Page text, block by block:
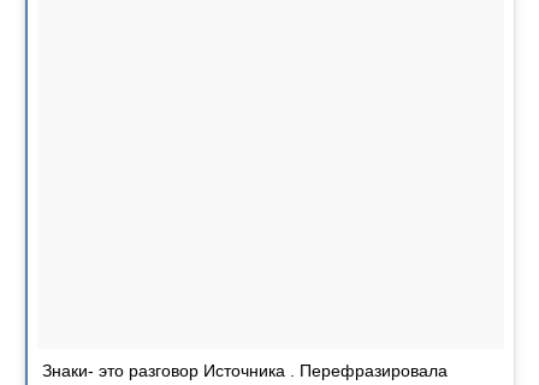
Знаки- это разговор Источника . Перефразировала